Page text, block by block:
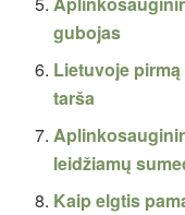
gubojas
Lietuvoje
tarša
leidžiamų
Kaip elgtis